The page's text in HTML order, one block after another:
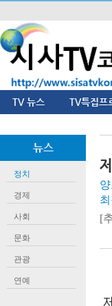
TV 뉴스 TV특집프
뉴스
정치
경제
사회
문화
관광
연예
[